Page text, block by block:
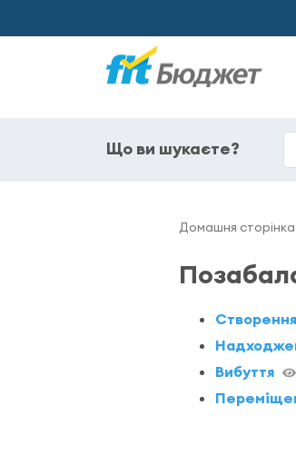
Що ви шукаєте?
Домашня сторінка
Вибуття